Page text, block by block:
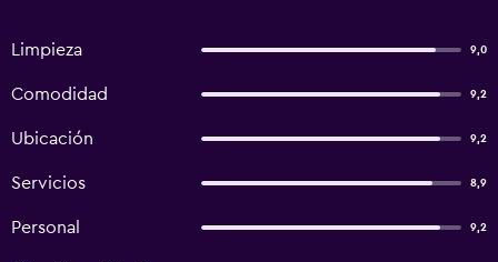
Limpieza 9,0
Comodidad 9,2
Ubicación 9,2
Servicios 8,9
Personal 9,2